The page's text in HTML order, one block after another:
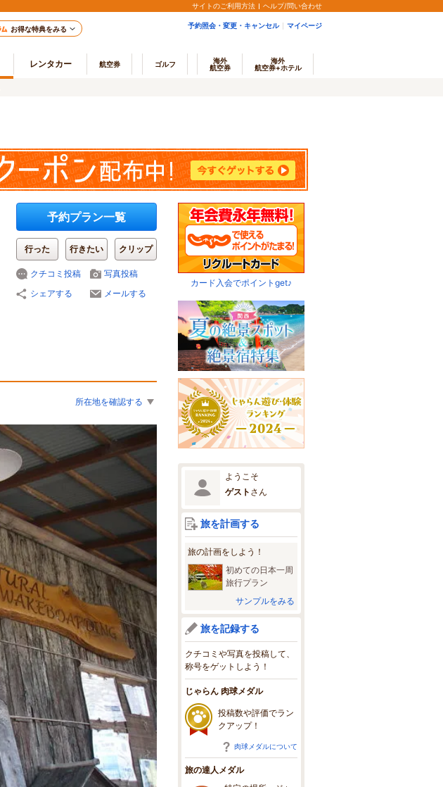
サイトのご利用方法 ヘルプ/問い合わせ
お得な特典をみる 予約照会・変更・キャンセル マイページ
レンタカー 航空券 ゴルフ
海外
航空券
海外
航空券+ホテル
予約プラン一覧
行った 行きたい クリップ
クチコミ投稿
写真投稿
シェアする
メールする
所在地を確認する
カード入会でポイントget♪
ようこそ
ゲスト さん
旅を計画する
旅の計画をしよう！
初めての日本一周
旅行プラン
サンプルをみる
旅を記録する
クチコミや写真を投稿して、
称号をゲットしよう！
じゃらん 肉球メダル
投稿数や評価でラン
クアップ！
肉球メダルについて
旅の達人メダル